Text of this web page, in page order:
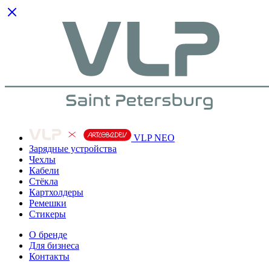
VLP NEO
Зарядные устройства
Чехлы
Кабели
Cтёкла
Картхолдеры
Ремешки
Стикеры
О бренде
Для бизнеса
Контакты